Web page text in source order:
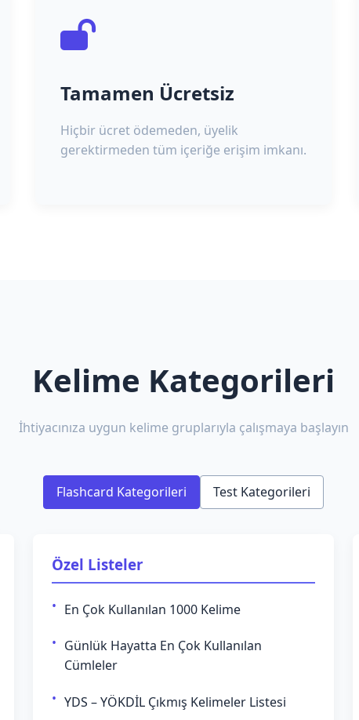
Tamamen Ücretsiz
Hiçbir ücret ödemeden, üyelik
gerektirmeden tüm içeriğe erişim imkanı.
Kelime Kategorileri
İhtiyacınıza uygun kelime gruplarıyla çalışmaya başlayın
Flashcard Kategorileri Test Kategorileri
Özel Listeler
En Çok Kullanılan 1000 Kelime
Günlük Hayatta En Çok Kullanılan
Cümleler
YDS – YÖKDİL Çıkmış Kelimeler Listesi